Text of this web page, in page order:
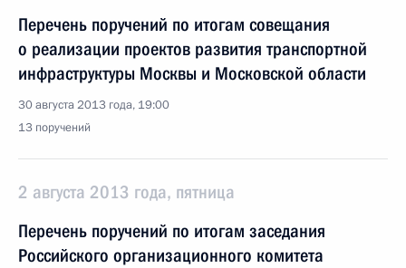
Перечень поручений по итогам совещания
о реализации проектов развития транспортной
инфраструктуры Москвы и Московской области
30 августа 2013 года, 19:00
13 поручений
2 августа 2013 года, пятница
Перечень поручений по итогам заседания
Российского организационного комитета